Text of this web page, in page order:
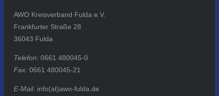
AWO Kreisverband Fulda e.V.
Frankfurter Straße 28
36043 Fulda
Telefon: 0661 480045-0
Fax: 0661 480045-21
E-Mail: info(at)awo-fulda.de